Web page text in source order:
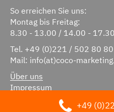
So erreichen Sie uns:
Montag bis Freitag:
8.30 - 13.00 / 14.00 -
Tel. +49 (0)221 / 502 80 80
Mail: info(at)coco-
Über uns
Impressum
+49